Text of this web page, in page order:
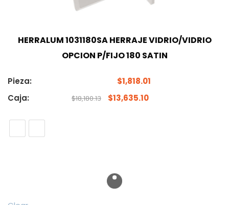
HERRALUM 1031180SA HERRAJE VIDRIO/VIDRIO
OPCION P/FIJO 180 SATIN
Pieza: $1,818.01
Caja:
$18,180.13 $13,635.10